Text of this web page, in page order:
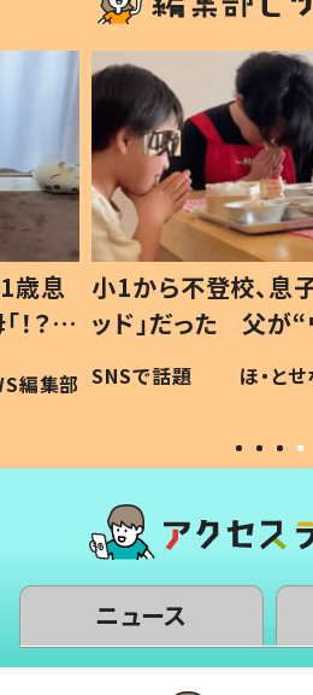
歳息
？」
編集部
小1から不登校、息
ッド」だった 父が
作り続ける理由と
#令和の子
SNSで話題 ほ・と
ニュース